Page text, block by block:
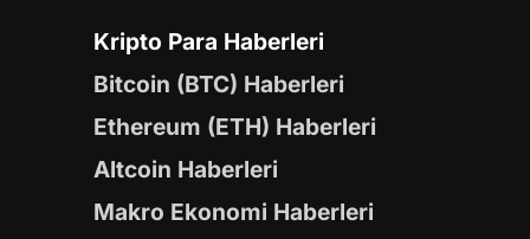
Kripto Para Haberleri
Bitcoin (BTC) Haberleri
Ethereum (ETH) Haberleri
Altcoin Haberleri
Makro Ekonomi Haberleri